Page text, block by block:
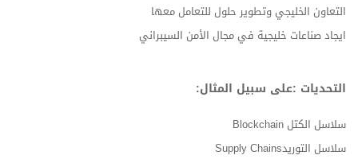
التعاون الخليجي وتطوير حلول للتعامل معها
ايجاد صناعات خليجية في مجال الأمن السيبراني
التحديات :على سبيل المثال:
سلاسل الكتل Blockchain
سلاسل التوريدSupply Chains